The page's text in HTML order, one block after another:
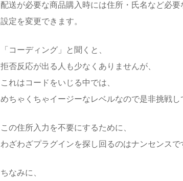
配送が必要な商品購入時には住所・氏名など必
設定を変更できます。
「コーディング」と聞くと、
拒否反応が出る人も少なくありませんが、
これはコードをいじる中では、
めちゃくちゃイージーなレベルなので是非挑戦し
この住所入力を不要にするために、
わざわざプラグインを探し回るのはナンセンスで
ちなみに、